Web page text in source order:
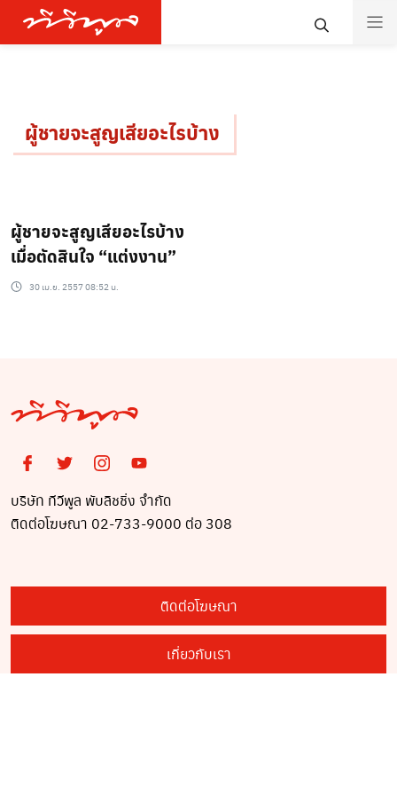
ผู้ชายจะสูญเสียอะไรบ้าง
ผู้ชายจะสูญเสียอะไรบ้าง
เมื่อตัดสินใจ “แต่งงาน”
30 เม.ย. 2557 08:52 น.
บริษัท ทีวีพูล พับลิชชิ่ง จำกัด
ติดต่อโฆษณา 02-733-9000 ต่อ 308
ติดต่อโฆษณา
เกี่ยวกับเรา